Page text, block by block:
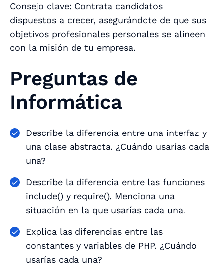
Consejo clave: Contrata candidatos
dispuestos a crecer, asegurándote de que sus
objetivos profesionales personales se alineen
con la misión de tu empresa.
Preguntas de
Informática
Describe la diferencia entre una interfaz y
una clase abstracta. ¿Cuándo usarías cada
una?
Describe la diferencia entre las funciones
include() y require(). Menciona una
situación en la que usarías cada una.
Explica las diferencias entre las
constantes y variables de PHP. ¿Cuándo
usarías cada una?